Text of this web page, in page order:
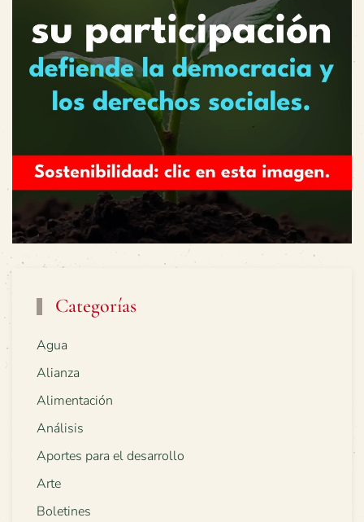
Categorías
Agua
Alianza
Alimentación
Análisis
Aportes para el desarrollo
Arte
Boletines